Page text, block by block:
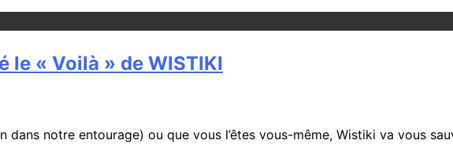
le « Voilà » de WISTIKI
notre entourage) ou que vous l’êtes vous-même, Wistiki va vous